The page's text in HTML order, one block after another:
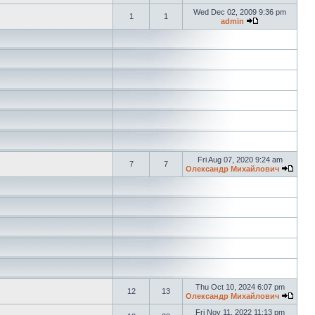
1 1
Wed Dec 02, 2009 9:36 pm
admin
7 7
Fri Aug 07, 2020 9:24 am
Олександр Михайлович
12 13
Thu Oct 10, 2024 6:07 pm
Олександр Михайлович
Fri Nov 11, 2022 11:13 pm